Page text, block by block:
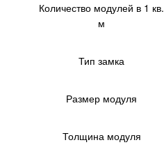
Количество модулей в 1 кв.
м
Тип замка
Размер модуля
Толщина модуля